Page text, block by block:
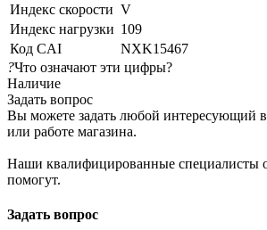
Индекс скорости V
Индекс нагрузки 109
Код CAI
NXK15467
?Что означают эти цифры?
Наличие
Задать вопрос
Вы можете задать любой интересующий
или работе магазина.
Наши квалифицированные специалисты
помогут.
Задать вопрос